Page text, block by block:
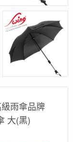
雨傘品牌
大(黑)